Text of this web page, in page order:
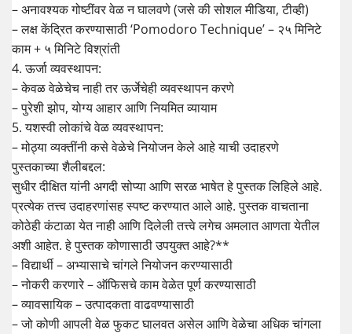
– अनावश्यक गोष्टींवर वेळ न घालवणे (जसे की सोशल मीडिया, टीव्ही)
– लक्ष केंद्रित करण्यासाठी ‘Pomodoro Technique’ – २५ मिनिटे
काम + ५ मिनिटे विश्रांती
4. ऊर्जा व्यवस्थापन:
– केवळ वेळेचेच नाही तर ऊर्जेचेही व्यवस्थापन करणे
– पुरेशी झोप, योग्य आहार आणि नियमित व्यायाम
5. यशस्वी लोकांचे वेळ व्यवस्थापन:
– मोठ्या व्यक्तींनी कसे वेळेचे नियोजन केले आहे याची उदाहरणे
पुस्तकाच्या शैलीबद्दल:
सुधीर दीक्षित यांनी अगदी सोप्या आणि सरळ भाषेत हे पुस्तक लिहिले आहे.
प्रत्येक तत्त्व उदाहरणांसह स्पष्ट करण्यात आले आहे. पुस्तक वाचताना
कोठेही कंटाळा येत नाही आणि दिलेली तत्त्वे लगेच अमलात आणता येतील
अशी आहेत. हे पुस्तक कोणासाठी उपयुक्त आहे?**
– विद्यार्थी – अभ्यासाचे चांगले नियोजन करण्यासाठी
– नोकरी करणारे – ऑफिसचे काम वेळेत पूर्ण करण्यासाठी
– व्यावसायिक – उत्पादकता वाढवण्यासाठी
– जो कोणी आपली वेळ फुकट घालवत असेल आणि वेळेचा अधिक चांगला